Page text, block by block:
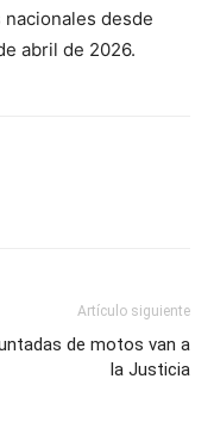
desde
abril de 2026.
Artículo siguiente
de motos van a
la Justicia